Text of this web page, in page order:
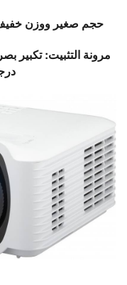
حجم صغير ووزن خفيف